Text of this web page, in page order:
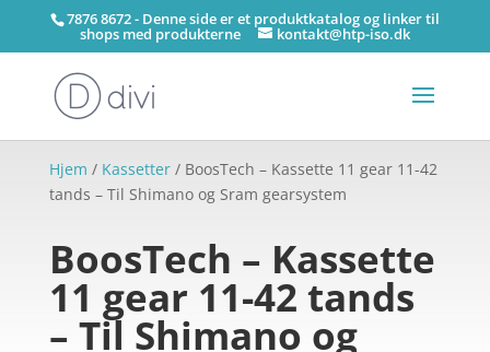
7876 8672 - Denne side er et produktkatalog og linker til
shops med produkterne kontakt@htp-iso.dk
Hjem / Kassetter/ BoosTech – Kassette 11 gear 11-42
tands – Til Shimano og Sram gearsystem
BoosTech – Kassette
11 gear 11-42 tands
– Til Shimano og